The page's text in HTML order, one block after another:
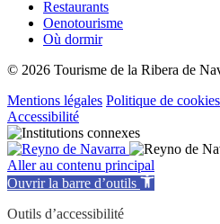
Restaurants
Oenotourisme
Où dormir
© 2026 Tourisme de la Ribera de
Mentions légales Politique de cookies
Accessibilité
Aller au contenu principal
Ouvrir la barre d’outils
Outils d’accessibilité